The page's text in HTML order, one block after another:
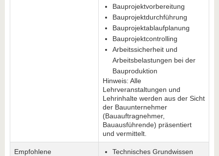
Bauprojektvorbereitung
Bauprojektdurchführung
Bauprojektablaufplanung
Bauprojektcontrolling
Arbeitssicherheit und
Arbeitsbelastungen bei der
Bauproduktion
Hinweis: Alle
Lehrveranstaltungen und
Lehrinhalte werden aus der Sicht
der Bauunternehmer
(Bauauftragnehmer,
Bauausführende) präsentiert
und vermittelt.
Empfohlene
Technisches Grundwissen